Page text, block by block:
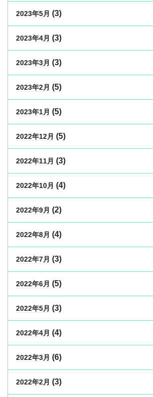
2023年5月 (3)
2023年4月 (3)
2023年3月 (3)
2023年2月 (5)
2023年1月 (5)
2022年12月 (5)
2022年11月 (3)
2022年10月 (4)
2022年9月 (2)
2022年8月 (4)
2022年7月 (3)
2022年6月 (5)
2022年5月 (3)
2022年4月 (4)
2022年3月 (6)
2022年2月 (3)